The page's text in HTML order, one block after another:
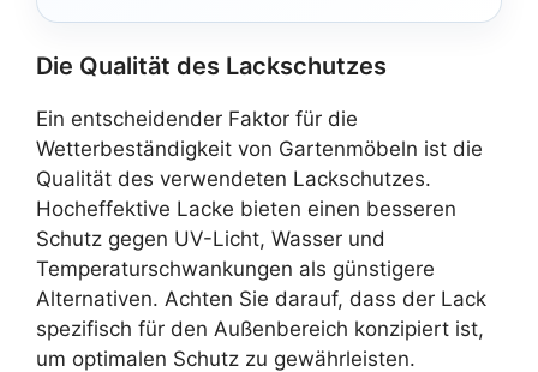
Die Qualität des Lackschutzes
Ein entscheidender Faktor für die
Wetterbeständigkeit von Gartenmöbeln ist die
Qualität des verwendeten Lackschutzes.
Hocheffektive Lacke bieten einen besseren
Schutz gegen UV-Licht, Wasser und
Temperaturschwankungen als günstigere
Alternativen. Achten Sie darauf, dass der Lack
spezifisch für den Außenbereich konzipiert ist,
um optimalen Schutz zu gewährleisten.